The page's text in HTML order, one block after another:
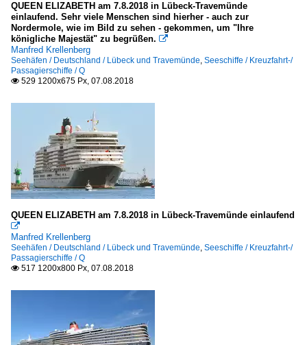
QUEEN ELIZABETH am 7.8.2018 in Lübeck-Travemünde
einlaufend. Sehr viele Menschen sind hierher - auch zur
Nordermole, wie im Bild zu sehen - gekommen, um "Ihre
königliche Majestät" zu begrüßen. 
Manfred Krellenberg
Seehäfen / Deutschland / Lübeck und Travemünde, Seeschiffe / Kreuzfahrt-/
Passagierschiffe / Q
 529 1200x675 Px, 07.08.2018
QUEEN ELIZABETH am 7.8.2018 in Lübeck-Travemünde einlaufend

Manfred Krellenberg
Seehäfen / Deutschland / Lübeck und Travemünde, Seeschiffe / Kreuzfahrt-/
Passagierschiffe / Q
 517 1200x800 Px, 07.08.2018